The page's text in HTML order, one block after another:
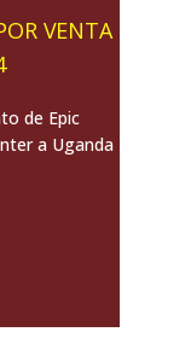
VENTA
de Epic
a Uganda